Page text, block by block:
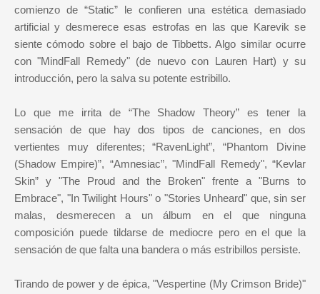
comienzo de “Static” le confieren una estética demasiado
artificial y desmerece esas estrofas en las que Karevik se
siente cómodo sobre el bajo de Tibbetts. Algo similar ocurre
con "MindFall Remedy" (de nuevo con Lauren Hart) y su
introducción, pero la salva su potente estribillo.
Lo que me irrita de “The Shadow Theory” es tener la
sensación de que hay dos tipos de canciones, en dos
vertientes muy diferentes; “RavenLight”, “Phantom Divine
(Shadow Empire)”, “Amnesiac”, "MindFall Remedy", “Kevlar
Skin” y "The Proud and the Broken" frente a "Burns to
Embrace", "In Twilight Hours" o "Stories Unheard" que, sin ser
malas, desmerecen a un álbum en el que ninguna
composición puede tildarse de mediocre pero en el que la
sensación de que falta una bandera o más estribillos persiste.
Tirando de power y de épica, "Vespertine (My Crimson Bride)"